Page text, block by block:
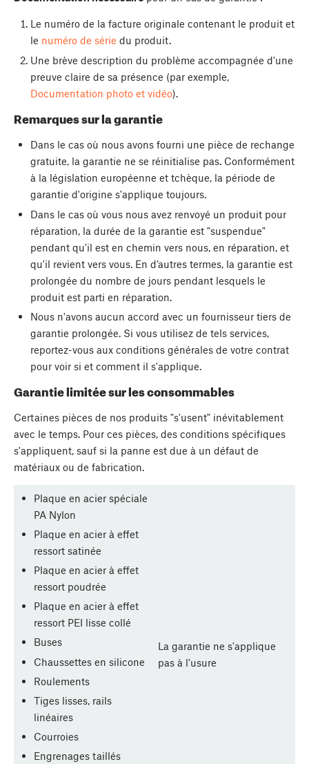
Le numéro de la facture originale contenant le produit et
le numéro de série du produit.
Une brève description du problème accompagnée d'une
preuve claire de sa présence (par exemple,
Documentation photo et vidéo).
Remarques sur la garantie
Dans le cas où nous avons fourni une pièce de rechange
gratuite, la garantie ne se réinitialise pas. Conformément
à la législation européenne et tchèque, la période de
garantie d'origine s'applique toujours.
Dans le cas où vous nous avez renvoyé un produit pour
réparation, la durée de la garantie est "suspendue"
pendant qu'il est en chemin vers nous, en réparation, et
qu'il revient vers vous. En d’autres termes, la garantie est
prolongée du nombre de jours pendant lesquels le
produit est parti en réparation.
Nous n'avons aucun accord avec un fournisseur tiers de
garantie prolongée. Si vous utilisez de tels services,
reportez-vous aux conditions générales de votre contrat
pour voir si et comment il s'applique.
Garantie limitée sur les consommables
Certaines pièces de nos produits "s'usent" inévitablement
avec le temps. Pour ces pièces, des conditions spécifiques
s'appliquent, sauf si la panne est due à un défaut de
matériaux ou de fabrication.
Plaque en acier spéciale
PA Nylon
Plaque en acier à effet
ressort satinée
Plaque en acier à effet
ressort poudrée
Plaque en acier à effet
ressort PEI lisse collé
Buses
Chaussettes en silicone
Roulements
Tiges lisses, rails
linéaires
Courroies
Engrenages taillés
La garantie ne s'applique
pas à l'usure